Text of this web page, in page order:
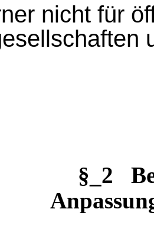
nicht für
§_2